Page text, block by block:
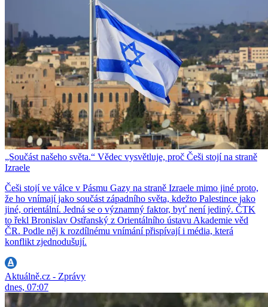
„Součást našeho světa.“ Vědec vysvětluje, proč Češi stojí na straně
Izraele
Češi stojí ve válce v Pásmu Gazy na straně Izraele mimo jiné proto,
že ho vnímají jako součást západního světa, kdežto Palestince jako
jiné, orientální. Jedná se o významný faktor, byť není jediný. ČTK
to řekl Bronislav Ostřanský z Orientálního ústavu Akademie věd
ČR. Podle něj k rozdílnému vnímání přispívají i média, která
konflikt zjednodušují.
Aktuálně.cz - Zprávy
dnes, 07:07